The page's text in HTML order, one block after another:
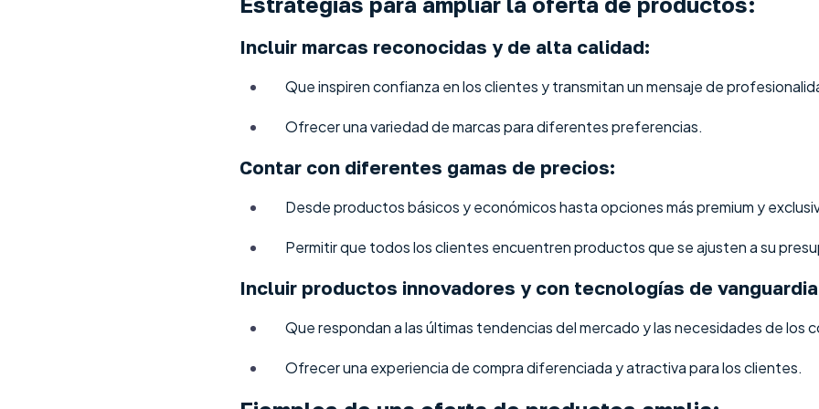
Incluir marcas reconocidas y de alta calidad:
Que inspiren confianza en los clientes y transmitan un mensaje de
Ofrecer una variedad de marcas para diferentes preferencias.
Contar con diferentes gamas de precios:
Desde productos básicos y económicos hasta opciones más premium y
Permitir que todos los clientes encuentren productos que se ajusten a su
Incluir productos innovadores y con tecnologías de
Que respondan a las últimas tendencias del mercado y las necesidades de los
Ofrecer una experiencia de compra diferenciada y atractiva para los clientes.